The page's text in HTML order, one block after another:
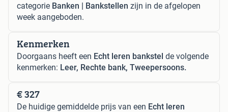
categorie Banken | Bankstellen zijn in de afgelopen
week aangeboden.
Kenmerken
Doorgaans heeft een Echt leren bankstel de volgende
kenmerken: Leer, Rechte bank, Tweepersoons.
€ 327
De huidige gemiddelde prijs van een Echt leren